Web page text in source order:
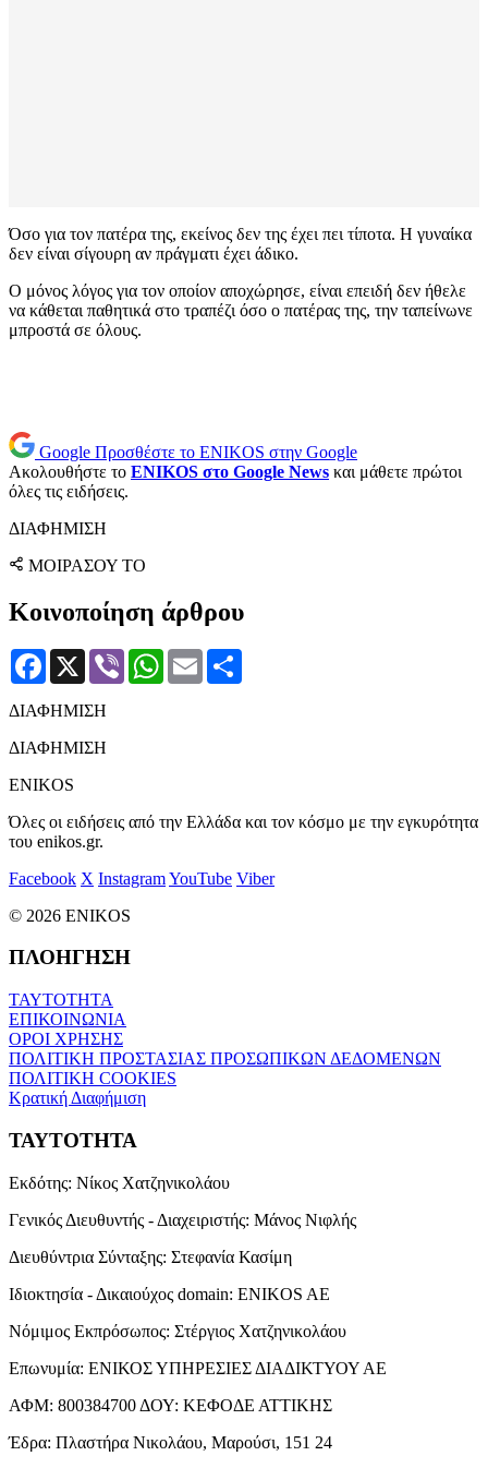
Όσο για τον πατέρα της, εκείνος δεν της έχει πει τίποτα. Η γυναίκα
δεν είναι σίγουρη αν πράγματι έχει άδικο.
Ο μόνος λόγος για τον οποίον αποχώρησε, είναι επειδή δεν ήθελε
να κάθεται παθητικά στο τραπέζι όσο ο πατέρας της, την ταπείνωνε
μπροστά σε όλους.
Google Προσθέστε το ENIKOS στην Google
Ακολουθήστε το ENIKOS στο Google News και μάθετε πρώτοι
όλες τις ειδήσεις.
ΔΙΑΦΗΜΙΣΗ
ΜΟΙΡΑΣΟΥ ΤΟ
Κοινοποίηση άρθρου
Facebook
X Viber WhatsApp
Email
ΔΙΑΦΗΜΙΣΗ
ΔΙΑΦΗΜΙΣΗ
ENIKOS
Όλες οι ειδήσεις από την Ελλάδα και τον κόσμο με την εγκυρότητα
του enikos.gr.
Facebook X InstagramYouTube Viber
© 2026 ENIKOS
ΠΛΟΗΓΗΣΗ
ΤΑΥΤΟΤΗΤΑ
ΕΠΙΚΟΙΝΩΝΙΑ
ΟΡΟΙ ΧΡΗΣΗΣ
ΠΟΛΙΤΙΚΗ ΠΡΟΣΤΑΣΙΑΣ ΠΡΟΣΩΠΙΚΩΝ ΔΕΔΟΜΕΝΩΝ
ΠΟΛΙΤΙΚΗ COOKIES
Κρατική Διαφήμιση
ΤΑΥΤΟΤΗΤΑ
Εκδότης: Νίκος Χατζηνικολάου
Γενικός Διευθυντής - Διαχειριστής: Μάνος Νιφλής
Διευθύντρια Σύνταξης: Στεφανία Κασίμη
Ιδιοκτησία - Δικαιούχος domain: ENIKOS AE
Νόμιμος Εκπρόσωπος: Στέργιος Χατζηνικολάου
Επωνυμία: ΕΝΙΚΟΣ ΥΠΗΡΕΣΙΕΣ ΔΙΑΔΙΚΤΥΟΥ ΑΕ
ΑΦΜ: 800384700 ΔΟΥ: ΚΕΦΟΔΕ ΑΤΤΙΚΗΣ
Έδρα: Πλαστήρα Νικολάου, Μαρούσι, 151 24